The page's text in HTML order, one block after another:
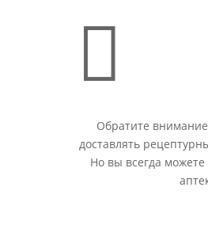

Обратите
доставлять
Но вы всегда